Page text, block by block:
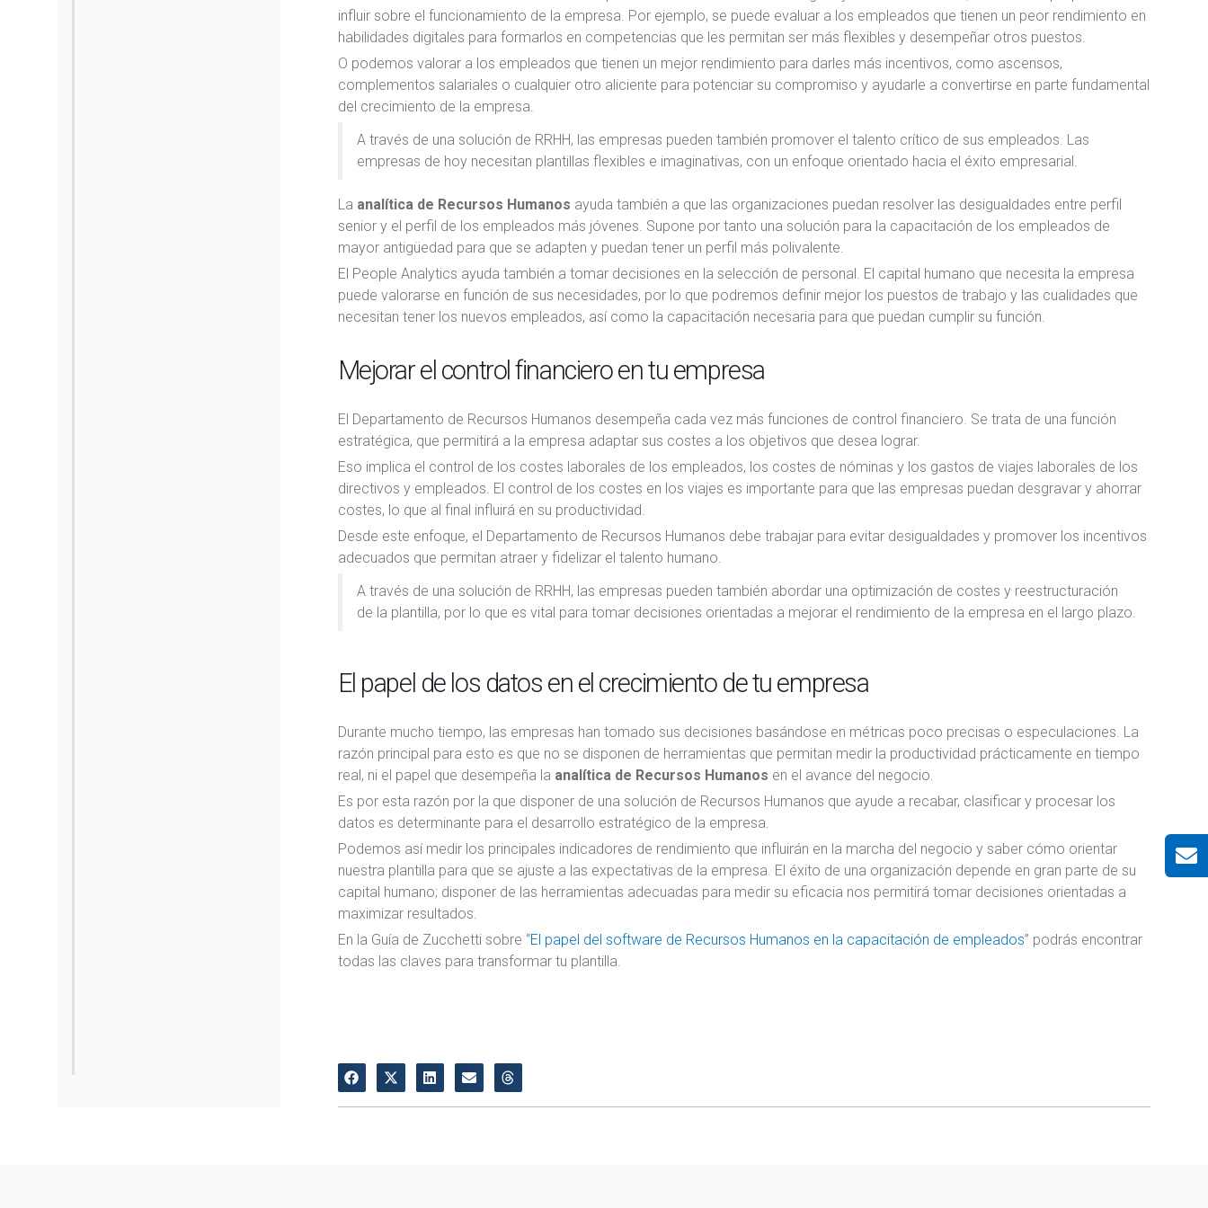
influir sobre el funcionamiento de la empresa. Por ejemplo, se puede evaluar a los empleados que tienen un peor rendimiento en
habilidades digitales para formarlos en competencias que les permitan ser más flexibles y desempeñar otros puestos.
O podemos valorar a los empleados que tienen un mejor rendimiento para darles más incentivos, como ascensos,
complementos salariales o cualquier otro aliciente para potenciar su compromiso y ayudarle a convertirse en parte fundamental
del crecimiento de la empresa.
A través de una solución de RRHH, las empresas pueden también promover el talento crítico de sus empleados. Las
empresas de hoy necesitan plantillas flexibles e imaginativas, con un enfoque orientado hacia el éxito empresarial.
La analítica de Recursos Humanos ayuda también a que las organizaciones puedan resolver las desigualdades entre perfil
senior y el perfil de los empleados más jóvenes. Supone por tanto una solución para la capacitación de los empleados de
mayor antigüedad para que se adapten y puedan tener un perfil más polivalente.
El People Analytics ayuda también a tomar decisiones en la selección de personal. El capital humano que necesita la empresa
puede valorarse en función de sus necesidades, por lo que podremos definir mejor los puestos de trabajo y las cualidades que
necesitan tener los nuevos empleados, así como la capacitación necesaria para que puedan cumplir su función.
Mejorar el control financiero en tu empresa
El Departamento de Recursos Humanos desempeña cada vez más funciones de control financiero. Se trata de una función
estratégica, que permitirá a la empresa adaptar sus costes a los objetivos que desea lograr.
Eso implica el control de los costes laborales de los empleados, los costes de nóminas y los gastos de viajes laborales de los
directivos y empleados. El control de los costes en los viajes es importante para que las empresas puedan desgravar y ahorrar
costes, lo que al final influirá en su productividad.
Desde este enfoque, el Departamento de Recursos Humanos debe trabajar para evitar desigualdades y promover los incentivos
adecuados que permitan atraer y fidelizar el talento humano.
A través de una solución de RRHH, las empresas pueden también abordar una optimización de costes y reestructuración
de la plantilla, por lo que es vital para tomar decisiones orientadas a mejorar el rendimiento de la empresa en el largo plazo.
El papel de los datos en el crecimiento de tu empresa
Durante mucho tiempo, las empresas han tomado sus decisiones basándose en métricas poco precisas o especulaciones. La
razón principal para esto es que no se disponen de herramientas que permitan medir la productividad prácticamente en tiempo
real, ni el papel que desempeña la analítica de Recursos Humanos en el avance del negocio.
Es por esta razón por la que disponer de una solución de Recursos Humanos que ayude a recabar, clasificar y procesar los
datos es determinante para el desarrollo estratégico de la empresa.
Podemos así medir los principales indicadores de rendimiento que influirán en la marcha del negocio y saber cómo orientar
nuestra plantilla para que se ajuste a las expectativas de la empresa. El éxito de una organización depende en gran parte de su
capital humano; disponer de las herramientas adecuadas para medir su eficacia nos permitirá tomar decisiones orientadas a
maximizar resultados.
En la Guía de Zucchetti sobre “El papel del software de Recursos Humanos en la capacitación de empleados” podrás encontrar
todas las claves para transformar tu plantilla.